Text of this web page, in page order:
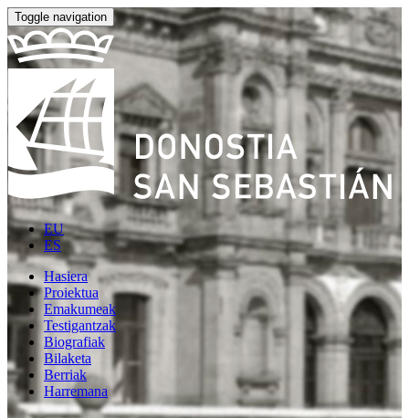
Toggle navigation
EU
ES
Hasiera
Proiektua
Emakumeak
Testigantzak
Biografiak
Bilaketa
Berriak
Harremana